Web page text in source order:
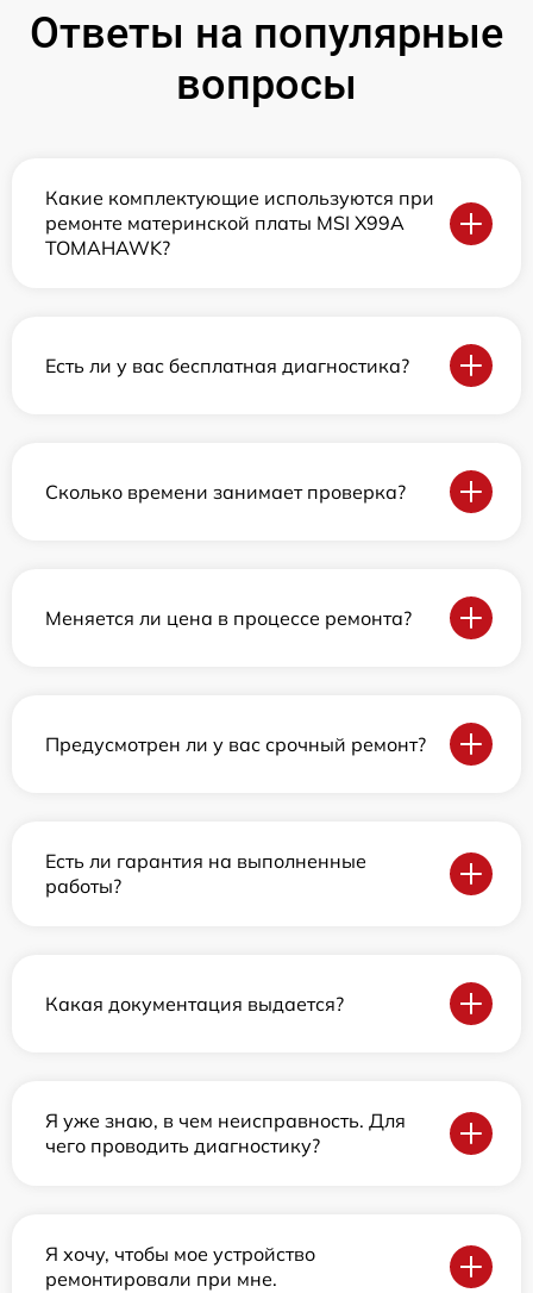
Ответы на популярные
вопросы
Какие комплектующие используются при
ремонте материнской платы MSI X99A
TOMAHAWK?
Есть ли у вас бесплатная диагностика?
Сколько времени занимает проверка?
Меняется ли цена в процессе ремонта?
Предусмотрен ли у вас срочный ремонт?
Есть ли гарантия на выполненные
работы?
Какая документация выдается?
Я уже знаю, в чем неисправность. Для
чего проводить диагностику?
Я хочу, чтобы мое устройство
ремонтировали при мне.